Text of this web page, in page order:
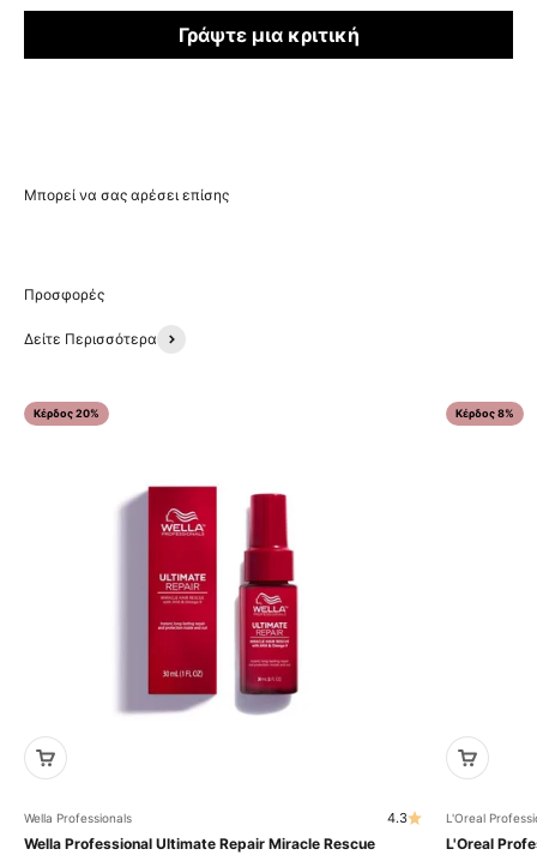
Γράψτε μια κριτική
Δείτε Περισσότερα
Κέρδος 20%
Wella Professionals 4.3
Wella Professional Ultimate Repair Miracle Rescue
Κέρδος 8%
L'Oreal
L'Oreal